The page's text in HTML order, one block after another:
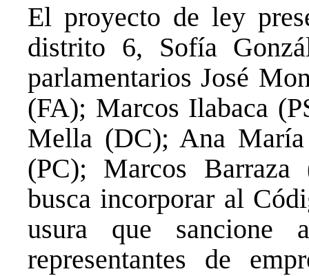
El proyecto de ley
distrito 6, Sofía
parlamentarios José
(FA); Marcos Ilabaca
Mella (DC); Ana
(PC); Marcos
busca incorporar al
usura que sancione
representantes de